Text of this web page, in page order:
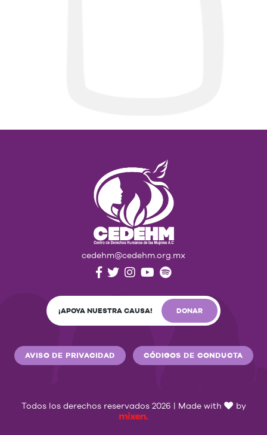
cedehm@cedehm.org.mx
¡APOYA NUESTRA CAUSA! DONAR
AVISO DE PRIVACIDAD CÓDIGOS DE CONDUCTA
Todos los derechos reservados 2026 | Made with by